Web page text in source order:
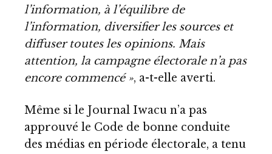
l’information, à l’équilibre de
l’information, diversifier les sources et
diffuser toutes les opinions. Mais
attention, la campagne électorale n’a pas
encore commencé », a-t-elle averti.
Même si le Journal Iwacu n’a pas
approuvé le Code de bonne conduite
des médias en période électorale, a tenu